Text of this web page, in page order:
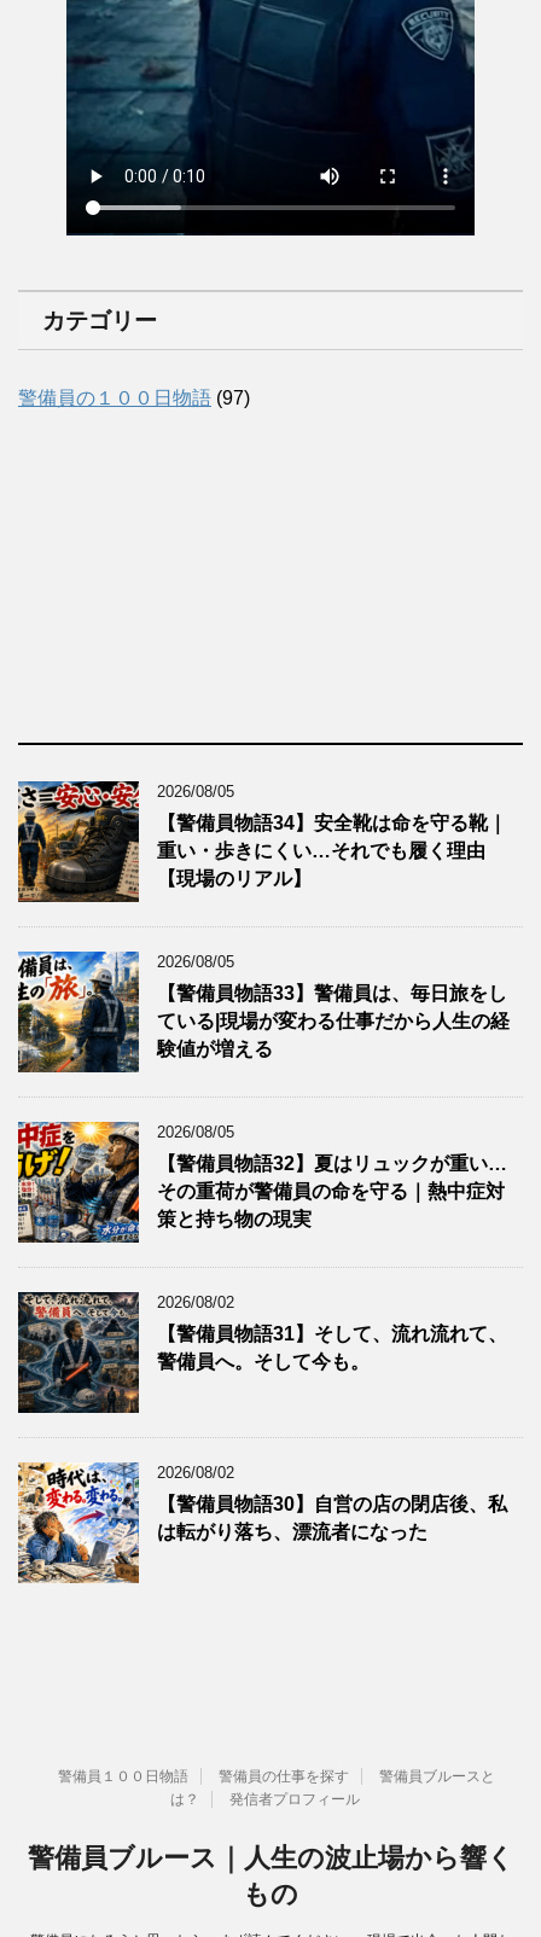
カテゴリー
警備員の１００日物語 (97)
2026/08/05
【警備員物語34】安全靴は命を守る靴｜
重い・歩きにくい…それでも履く理由
【現場のリアル】
2026/08/05
【警備員物語33】警備員は、毎日旅をし
ている|現場が変わる仕事だから人生の経
験値が増える
2026/08/05
【警備員物語32】夏はリュックが重い…
その重荷が警備員の命を守る｜熱中症対
策と持ち物の現実
2026/08/02
【警備員物語31】そして、流れ流れて、
警備員へ。そして今も。
2026/08/02
【警備員物語30】自営の店の閉店後、私
は転がり落ち、漂流者になった
警備員１００日物語 警備員の仕事を探す
警備員ブルースと
は？
発信者プロフィール
警備員ブルース｜人生の波止場から響く
もの